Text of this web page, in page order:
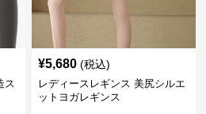
ス
¥5,680 (税込)
レディースレギンス 美尻シルエ
ットヨガレギンス